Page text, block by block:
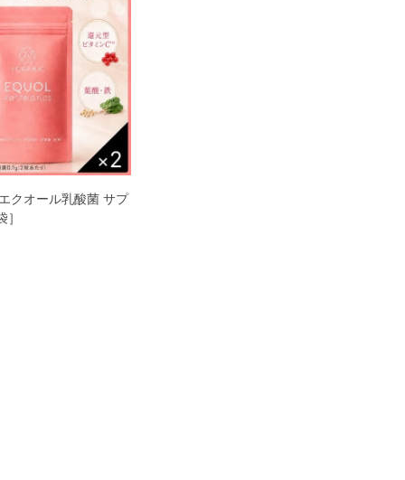
クオール乳酸菌 サプ